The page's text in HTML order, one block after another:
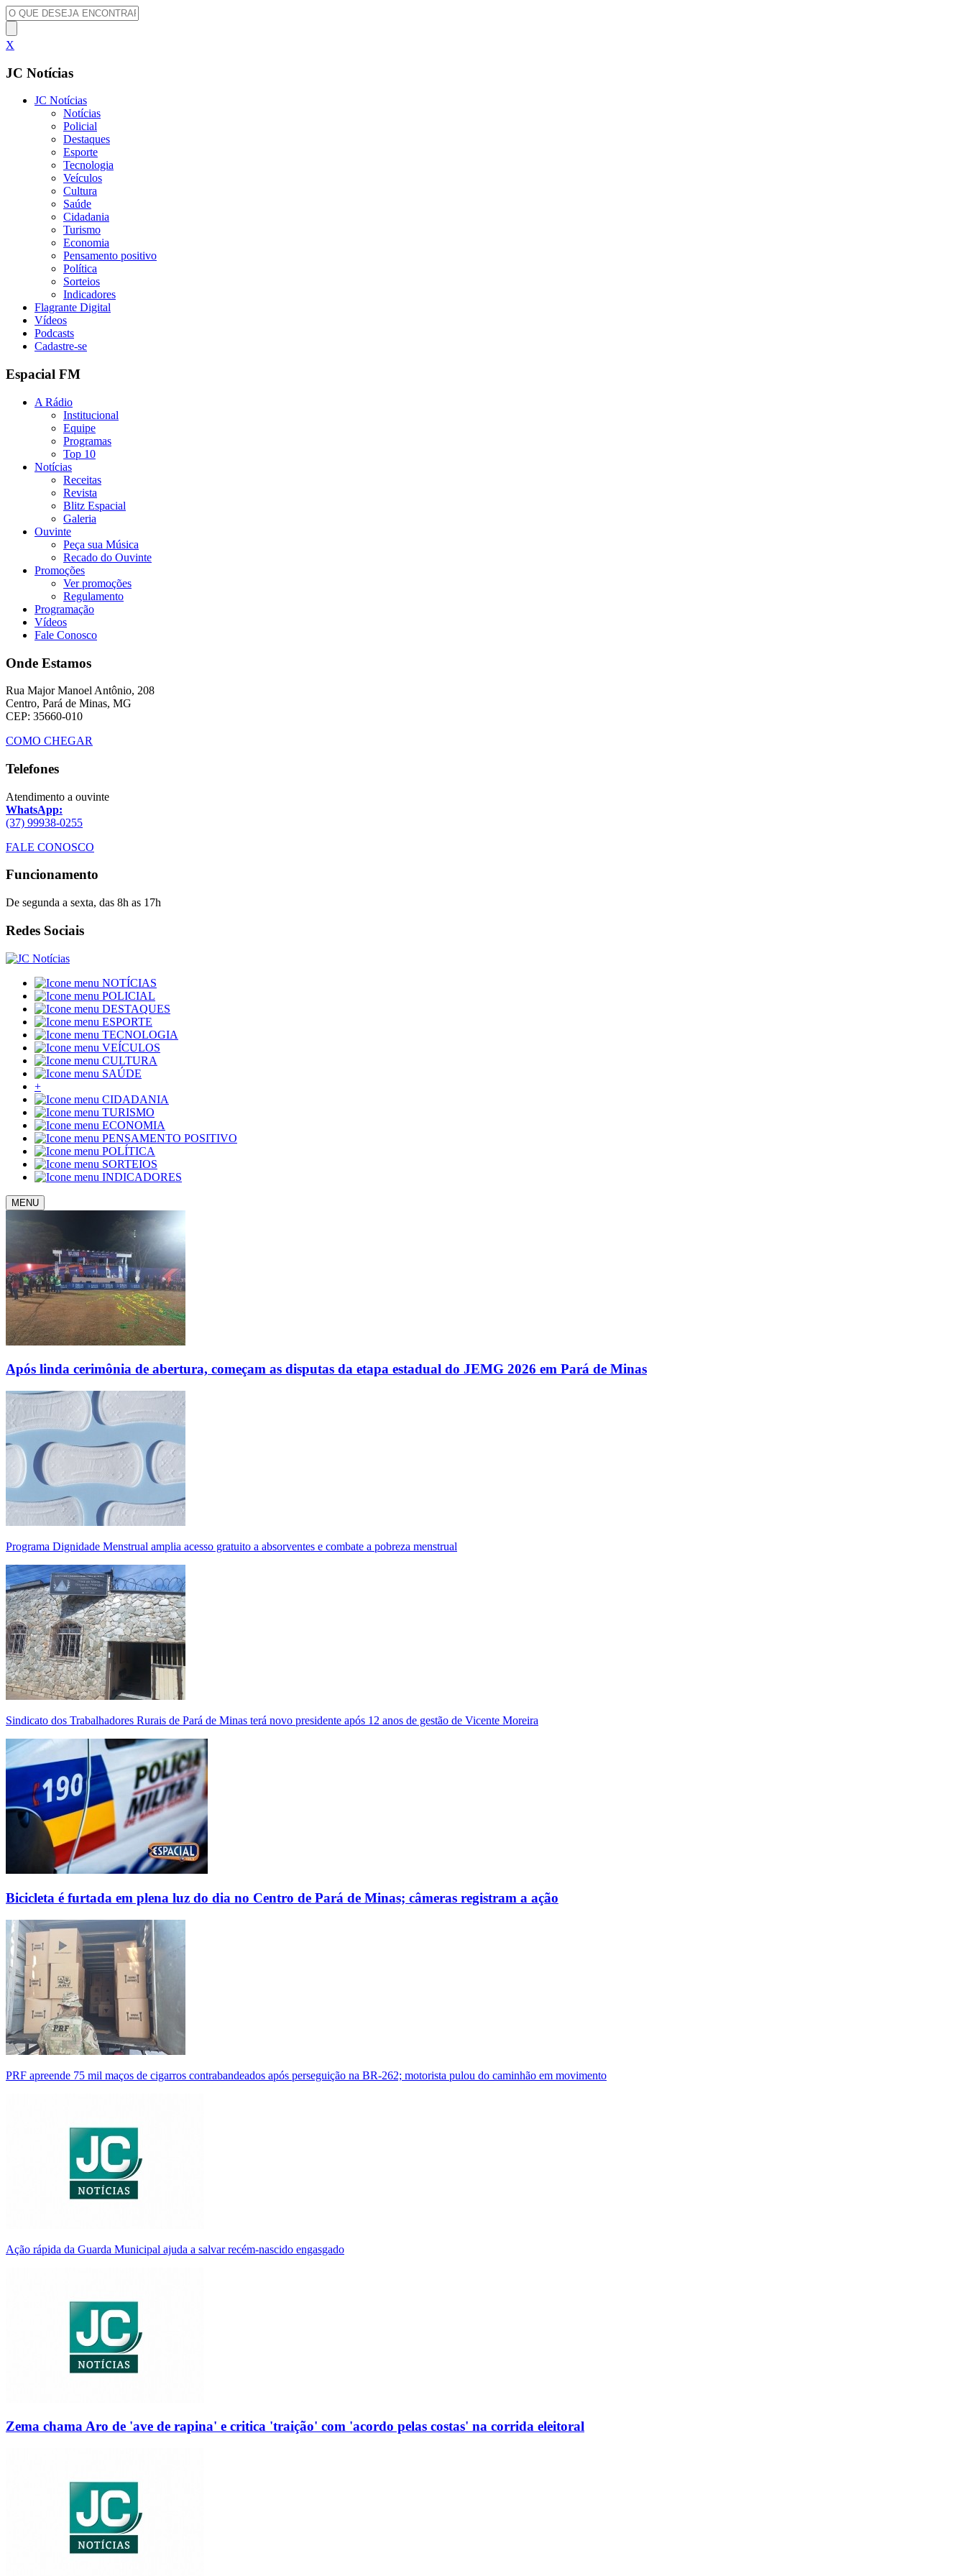
X
JC Notícias
JC Notícias
Notícias
Policial
Destaques
Esporte
Tecnologia
Veículos
Cultura
Saúde
Cidadania
Turismo
Economia
Pensamento positivo
Política
Sorteios
Indicadores
Flagrante Digital
Vídeos
Podcasts
Cadastre-se
Espacial FM
A Rádio
Institucional
Equipe
Programas
Top 10
Notícias
Receitas
Revista
Blitz Espacial
Galeria
Ouvinte
Peça sua Música
Recado do Ouvinte
Promoções
Ver promoções
Regulamento
Programação
Vídeos
Fale Conosco
Onde Estamos
Rua Major Manoel Antônio, 208
Centro, Pará de Minas, MG
CEP: 35660-010
COMO CHEGAR
Telefones
Atendimento a ouvinte
WhatsApp:
(37) 99938-0255
FALE CONOSCO
Funcionamento
De segunda a sexta, das 8h as 17h
Redes Sociais
NOTÍCIAS
POLICIAL
DESTAQUES
ESPORTE
TECNOLOGIA
VEÍCULOS
CULTURA
SAÚDE
+
CIDADANIA
TURISMO
ECONOMIA
PENSAMENTO POSITIVO
POLÍTICA
SORTEIOS
INDICADORES
MENU
Após linda cerimônia de abertura, começam as disputas da etapa estadual do JEMG 2026 em Pará de Minas
Programa Dignidade Menstrual amplia acesso gratuito a absorventes e combate a pobreza menstrual
Sindicato dos Trabalhadores Rurais de Pará de Minas terá novo presidente após 12 anos de gestão de Vicente Moreira
Bicicleta é furtada em plena luz do dia no Centro de Pará de Minas; câmeras registram a ação
PRF apreende 75 mil maços de cigarros contrabandeados após perseguição na BR-262; motorista pulou do caminhão em movimento
Ação rápida da Guarda Municipal ajuda a salvar recém-nascido engasgado
Zema chama Aro de 'ave de rapina' e critica 'traição' com 'acordo pelas costas' na corrida eleitoral